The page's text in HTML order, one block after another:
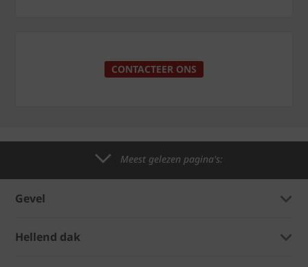
CONTACTEER ONS
Meest gelezen pagina's:
Gevel
Hellend dak